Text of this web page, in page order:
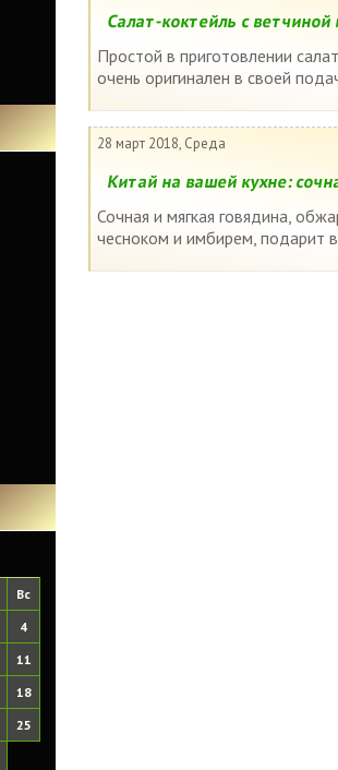
Вс
4
11
18
25
Салат-коктейль с
Простой в приготовлении
очень оригинален в своей
28 март 2018, Среда
Китай на вашей кухне:
Сочная и мягкая говядина,
чесноком и имбирем, подарит